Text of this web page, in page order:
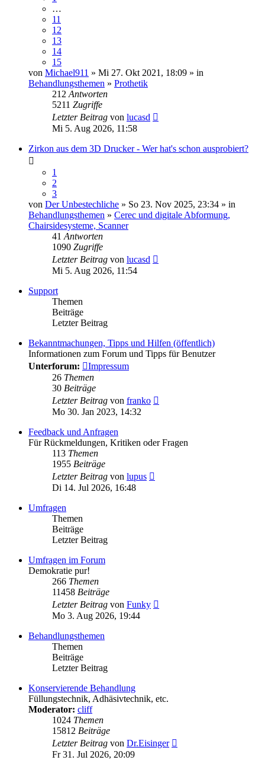
…
11
12
13
14
15
von Michael911 » Mi 27. Okt 2021, 18:09 » in
Behandlungsthemen » Prothetik
212 Antworten
5211 Zugriffe
Letzter Beitrag von lucasd
Mi 5. Aug 2026, 11:58
Zirkon aus dem 3D Drucker - Wer hat's schon ausprobiert?
1
2
3
von Der Unbestechliche » So 23. Nov 2025, 23:34 » in
Behandlungsthemen » Cerec und digitale Abformung,
Chairsidesysteme, Scanner
41 Antworten
1090 Zugriffe
Letzter Beitrag von lucasd
Mi 5. Aug 2026, 11:54
Support
Themen
Beiträge
Letzter Beitrag
Bekanntmachungen, Tipps und Hilfen (öffentlich)
Informationen zum Forum und Tipps für Benutzer
Unterforum:
Impressum
26 Themen
30 Beiträge
Letzter Beitrag von franko
Mo 30. Jan 2023, 14:32
Feedback und Anfragen
Für Rückmeldungen, Kritiken oder Fragen
113 Themen
1955 Beiträge
Letzter Beitrag von lupus
Di 14. Jul 2026, 16:48
Umfragen
Themen
Beiträge
Letzter Beitrag
Umfragen im Forum
Demokratie pur!
266 Themen
11458 Beiträge
Letzter Beitrag von Funky
Mo 3. Aug 2026, 19:44
Behandlungsthemen
Themen
Beiträge
Letzter Beitrag
Konservierende Behandlung
Füllungstechnik, Adhäsivtechnik, etc.
Moderator: cliff
1024 Themen
15812 Beiträge
Letzter Beitrag von Dr.Eisinger
Fr 31. Jul 2026, 20:09